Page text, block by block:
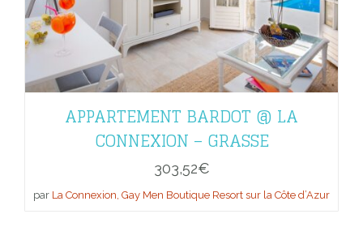
APPARTEMENT BARDOT @ LA
CONNEXION – GRASSE
303,52€
par La Connexion, Gay Men Boutique Resort sur la Côte d’Azur